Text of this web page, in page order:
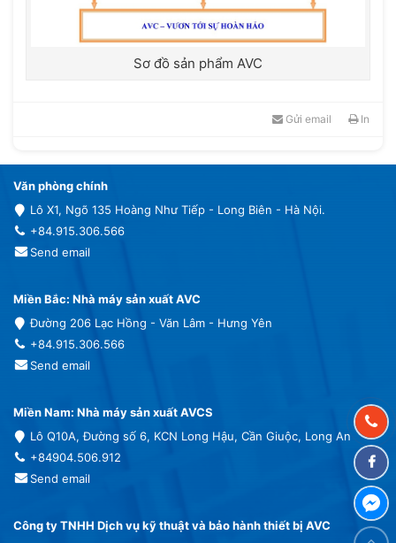
Sơ đồ sản phẩm AVC
Gửi email In
Văn phòng chính
Lô X1, Ngõ 135 Hoàng Như Tiếp - Long Biên - Hà Nội.
+84.915.306.566
Send email
Miền Bắc: Nhà máy sản xuất AVC
Đường 206 Lạc Hồng - Văn Lâm - Hưng Yên
+84.915.306.566
Send email
Miền Nam: Nhà máy sản xuất AVCS
Lô Q10A, Đường số 6, KCN Long Hậu, Cần Giuộc, Long An
+84904.506.912
Send email
Công ty TNHH Dịch vụ kỹ thuật và bảo hành thiết bị AVC